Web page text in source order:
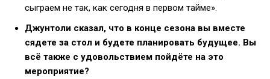
сыграем не так, как сегодня в первом тайме».
Джунтоли сказал, что в конце сезона вы вместе
сядете за стол и будете планировать будущее. Вы
всё также с удовольствием пойдёте на это
мероприятие?